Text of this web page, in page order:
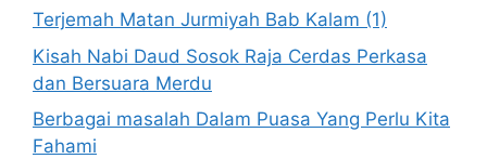
Terjemah Matan Jurmiyah Bab Kalam (1)
Kisah Nabi Daud Sosok Raja Cerdas Perkasa
dan Bersuara Merdu
Berbagai masalah Dalam Puasa Yang Perlu Kita
Fahami